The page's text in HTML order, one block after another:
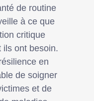
de routine
à ce que
critique
ils ont besoin.
en
de soigner
et de